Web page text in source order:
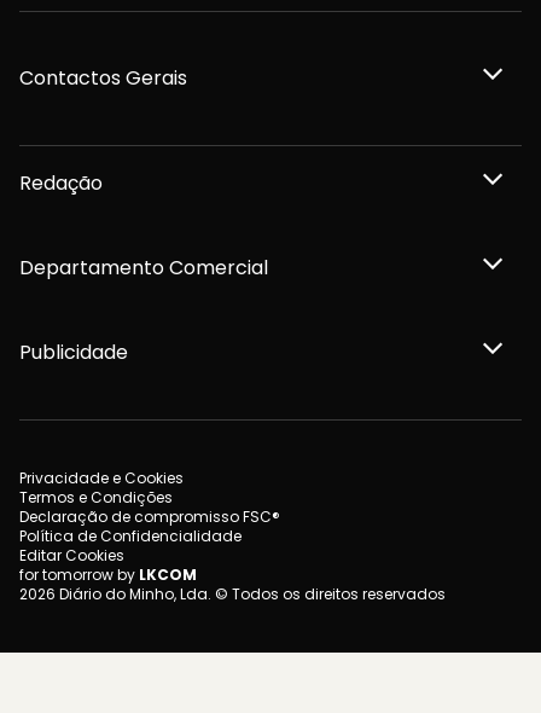
Contactos Gerais
Redação
Departamento Comercial
Publicidade
Privacidade e Cookies
Termos e Condições
Declaração de compromisso FSC®
Política de Confidencialidade
Editar Cookies
for tomorrow by LKCOM
2026 Diário do Minho, Lda. © Todos os direitos reservados